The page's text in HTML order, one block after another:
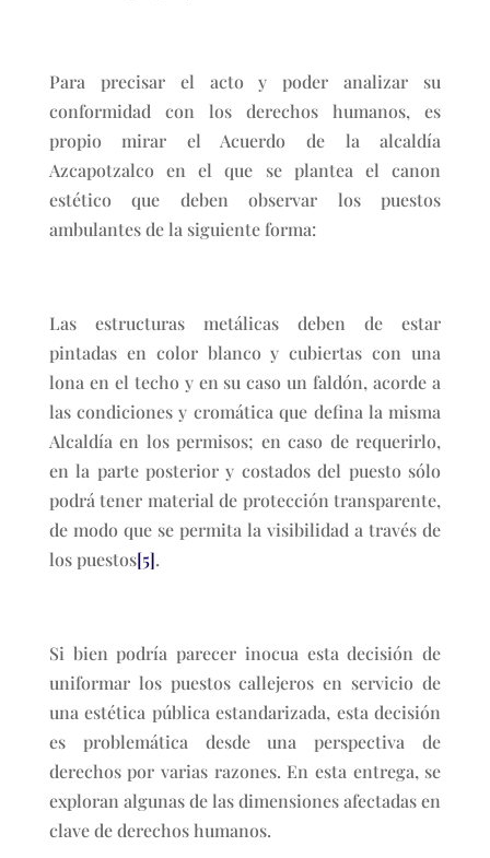
Para precisar el acto y poder analizar su
conformidad con los derechos humanos, es
propio mirar el Acuerdo de la alcaldía
Azcapotzalco en el que se plantea el canon
estético que deben observar los puestos
ambulantes de la siguiente forma:
Las estructuras metálicas deben de estar
pintadas en color blanco y cubiertas con una
lona en el techo y en su caso un faldón, acorde a
las condiciones y cromática que defina la misma
Alcaldía en los permisos; en caso de requerirlo,
en la parte posterior y costados del puesto sólo
podrá tener material de protección transparente,
de modo que se permita la visibilidad a través de
los puestos[5].
Si bien podría parecer inocua esta decisión de
uniformar los puestos callejeros en servicio de
una estética pública estandarizada, esta decisión
es problemática desde una perspectiva de
derechos por varias razones. En esta entrega, se
exploran algunas de las dimensiones afectadas en
clave de derechos humanos.